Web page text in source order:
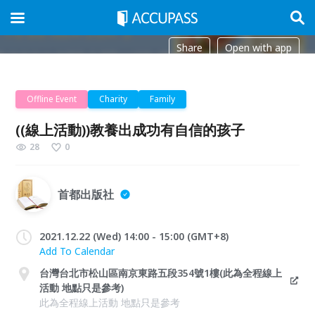
Share Open with app
Offline Event Charity Family
((線上活動))教養出成功有自信的孩子
28 0
首都出版社
2021.12.22 (Wed) 14:00 - 15:00 (GMT+8)
Add To Calendar
台灣台北市松山區南京東路五段354號1樓(此為全程線上
活動 地點只是參考)
此為全程線上活動 地點只是參考